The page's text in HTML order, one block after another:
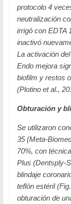
protocolo 4
neutralización
irrigó con EDTA
inactivó
La activación
Endo mejora
biofilm y restos
(Plotino et al.,
Obturación y
Se utilizaron
35 (Meta-
70%, con
Plus (Dentsply-
blindaje
teflón estéril
obturación de